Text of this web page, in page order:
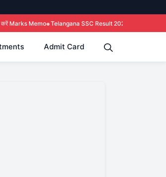
Telangana SSC Result 2026 Out : BSE Telangana 10th
Admit Card